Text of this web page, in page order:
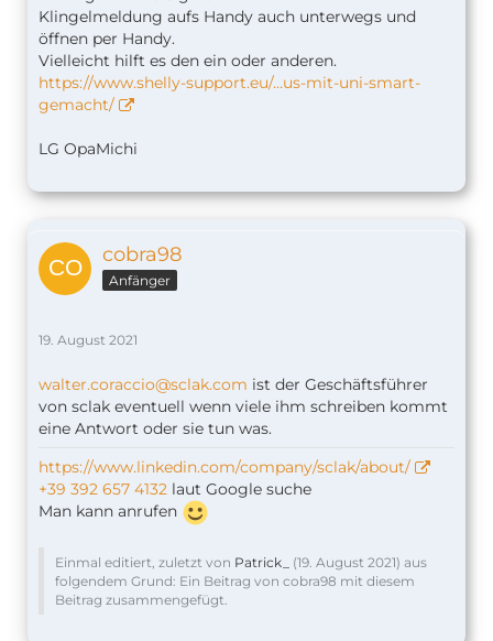
Klingelmeldung aufs Handy auch unterwegs und
öffnen per Handy.
Vielleicht hilft es den ein oder anderen.
https://www.shelly-support.eu/…us-mit-uni-smart-
gemacht/
LG OpaMichi
cobra98
Anfänger
19. August 2021
walter.coraccio@sclak.com ist der Geschäftsführer
von sclak eventuell wenn viele ihm schreiben kommt
eine Antwort oder sie tun was.
https://www.linkedin.com/company/sclak/about/
+39 392 657 4132 laut Google suche
Man kann anrufen
Einmal editiert, zuletzt von Patrick_ (19. August 2021) aus
folgendem Grund: Ein Beitrag von cobra98 mit diesem
Beitrag zusammengefügt.